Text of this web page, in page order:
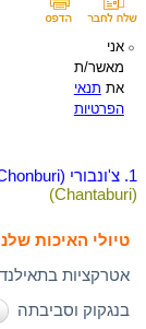
אני
מאשר/ת
את תנאי
הפרטיות
1. צ'ונבורי (Chonburi)
(Chantaburi)
טיולי האיכות
אטרקציות בתאילנד
בנגקוק וסביבתה